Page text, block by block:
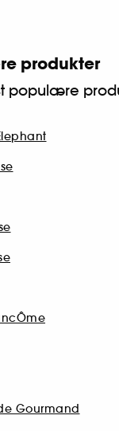
produkter
populære
Gourmand